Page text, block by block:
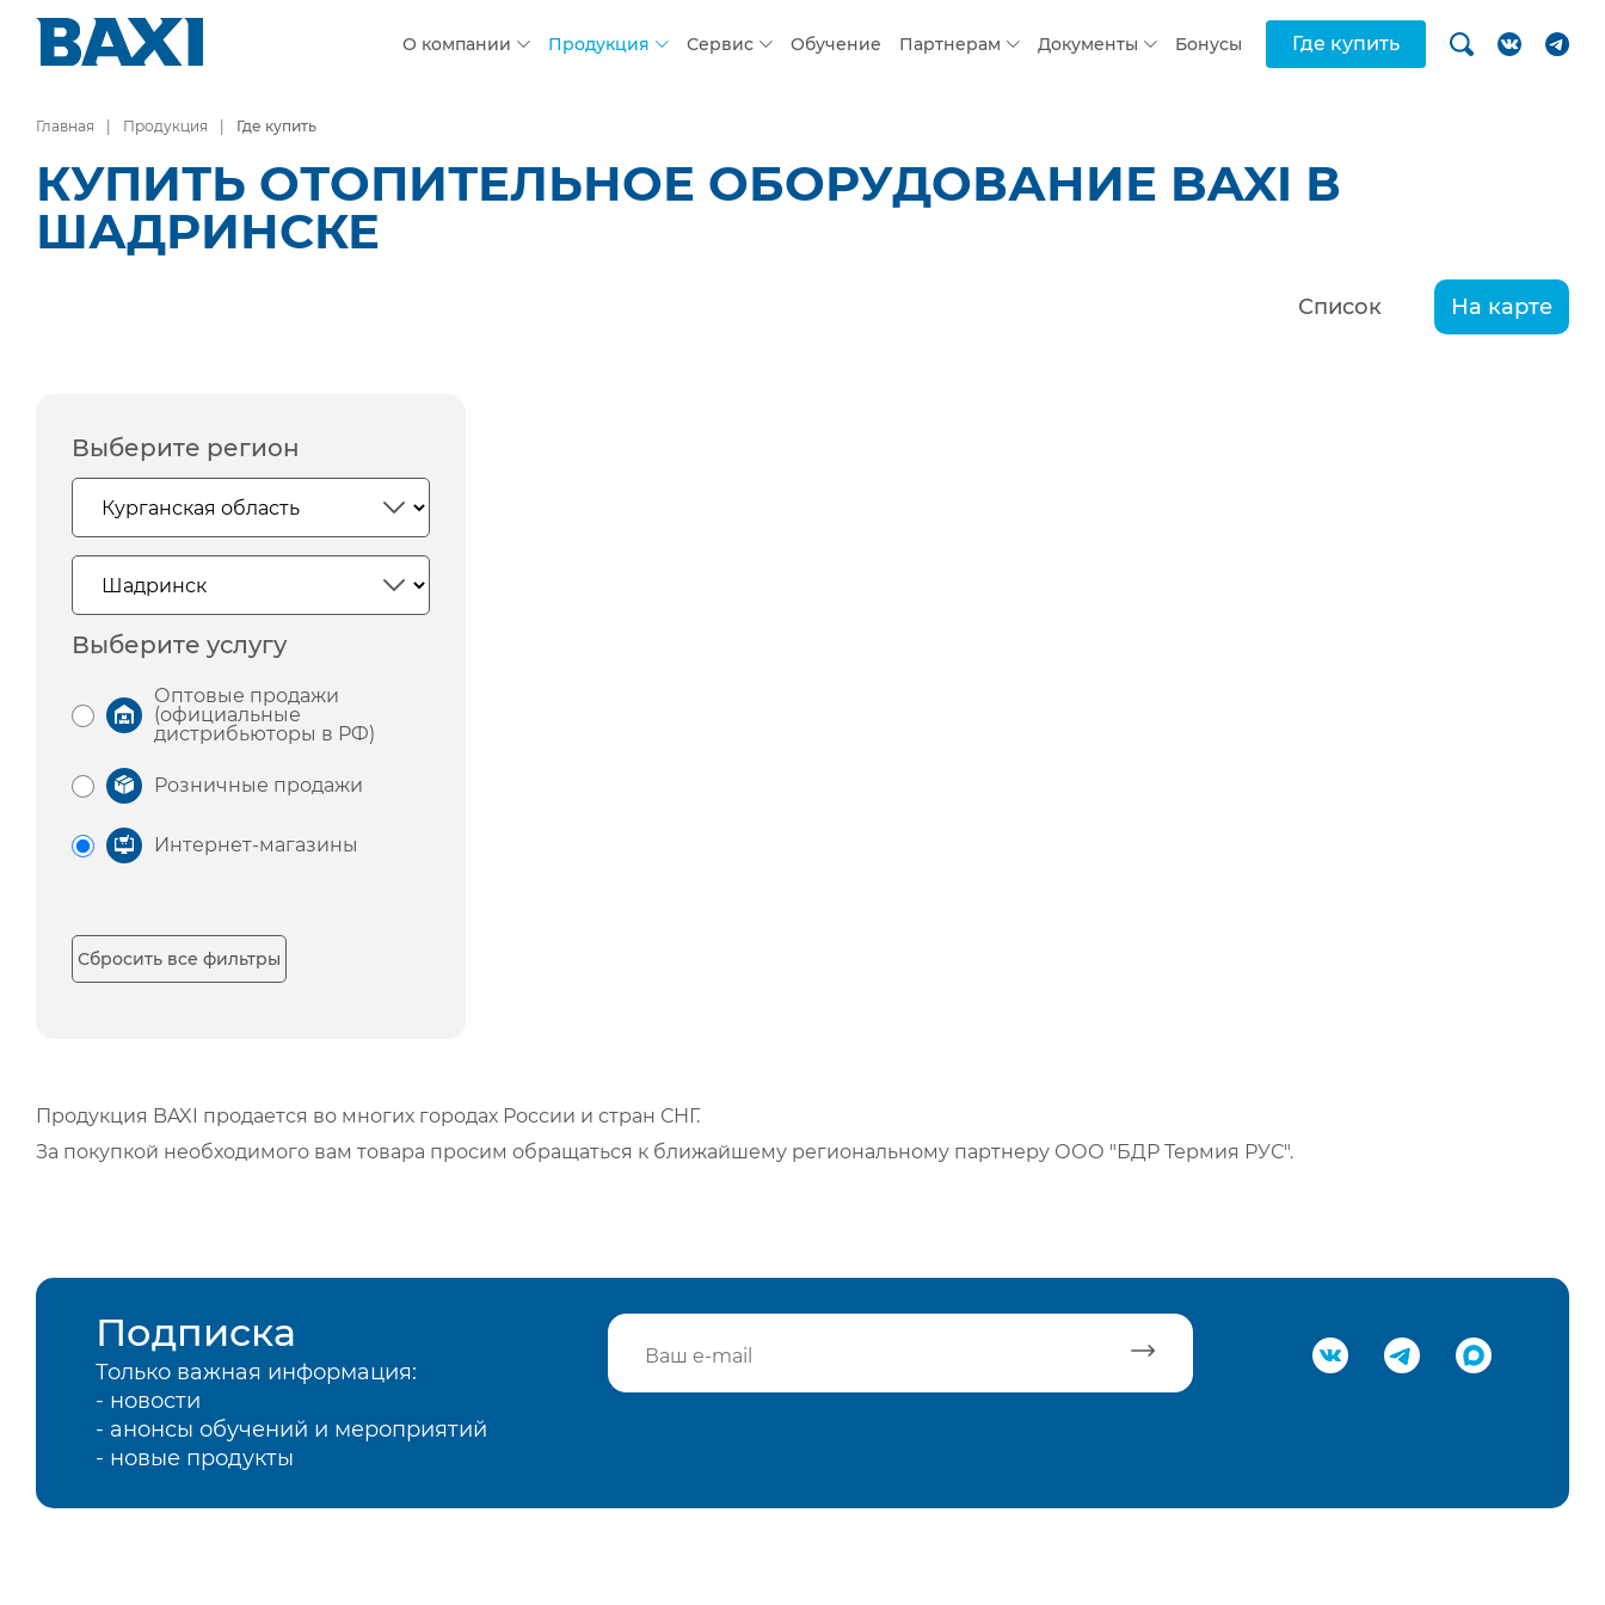
О компании Продукция Сервис Обучение Партнерам Документы Бонусы Где купить
Главная Продукция Где купить
КУПИТЬ ОТОПИТЕЛЬНОЕ ОБОРУДОВАНИЕ BAXI В
ШАДРИНСКЕ
Список На карте
Выберите регион
Выберите услугу
Оптовые продажи
(официальные
дистрибьюторы в РФ)
Розничные продажи
Интернет-магазины
Сбросить все фильтры
Продукция BAXI продается во многих городах России и стран СНГ.
За покупкой необходимого вам товара просим обращаться к ближайшему региональному партнеру ООО "БДР Термия РУС".
Подписка
Только важная информация:
- новости
- анонсы обучений и мероприятий
- новые продукты